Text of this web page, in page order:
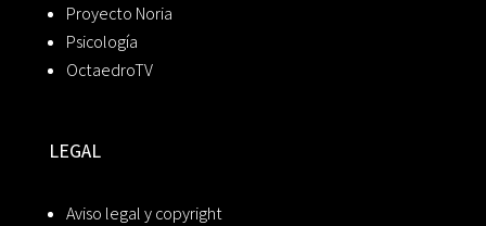
Proyecto Noria
Psicología
OctaedroTV
LEGAL
Aviso legal y copyright